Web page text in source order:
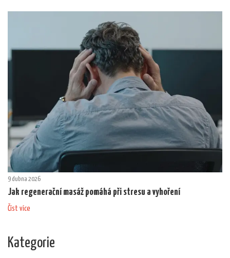
9 dubna 2026
Jak regenerační masáž pomáhá při stresu a vyhoření
Číst více
Kategorie